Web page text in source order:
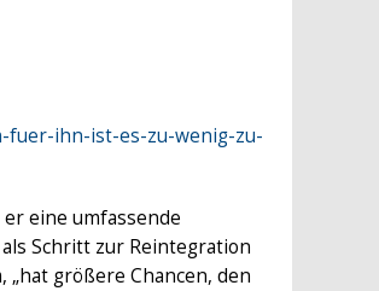
fuer-ihn-ist-es-zu-wenig-zu-
eine umfassende
Schritt zur Reintegration
größere Chancen, den